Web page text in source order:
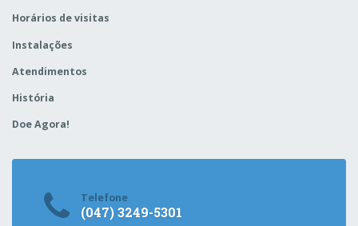
Horários de visitas
Instalações
Atendimentos
História
Doe Agora!
Telefone
(047) 3249-5301